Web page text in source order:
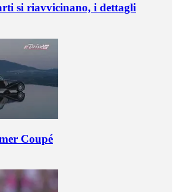
si riavvicinano, i dettagli
Coupé